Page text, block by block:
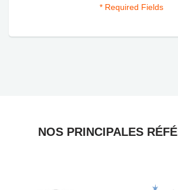
* Required Fields
NOS PRINCIPALES